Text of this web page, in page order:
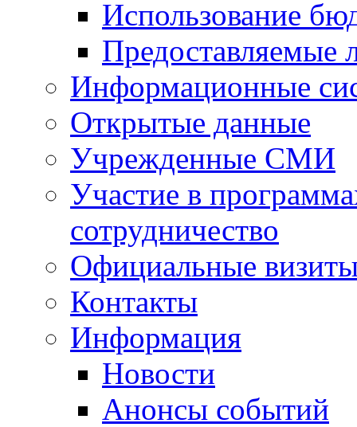
Использование
Предоставляемые
Информационные
Открытые данные
Учрежденные СМИ
Участие в
сотрудничество
Официальные
Контакты
Информация
Новости
Анонсы событий